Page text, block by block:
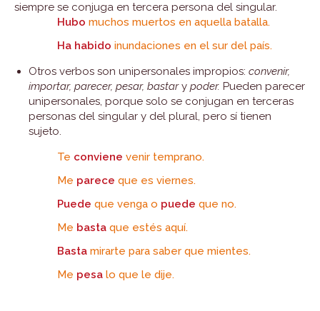
siempre se conjuga en tercera persona del singular.
Hubo muchos muertos en aquella batalla.
Ha habido inundaciones en el sur del país.
Otros verbos son unipersonales impropios: convenir,
importar, parecer, pesar, bastary poder. Pueden parecer
unipersonales, porque solo se conjugan en terceras
personas del singular y del plural, pero sí tienen
sujeto.
Te conviene venir temprano.
Me parece que es viernes.
Puede que venga o puede que no.
Me basta que estés aquí.
Basta mirarte para saber que mientes.
Me pesa lo que le dije.